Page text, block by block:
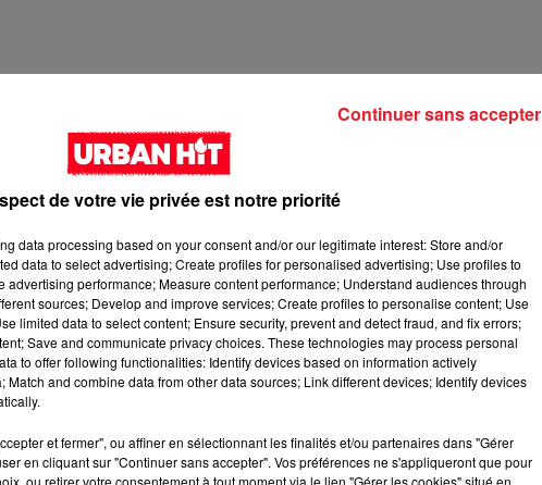
4 sec
de votre vie privée est notre priorité
data processing based on your consent and/or our legitimate interest: Store and/or
data to select advertising; Create profiles for personalised advertising; Use profiles to
performance; Measure content performance; Understand audiences through
sources; Develop and improve services; Create profiles to personalise content; Use
limited data to select content; Ensure security, prevent and detect fraud, and fix errors;
Save and communicate privacy choices. These technologies may process personal
to offer following functionalities: Identify devices based on information actively
and combine data from other data sources; Link different devices; Identify devices
et fermer", ou affiner en sélectionnant les finalités et/ou partenaires dans "Gérer
en cliquant sur "Continuer sans accepter". Vos préférences ne s'appliqueront que pour
ou retirer votre consentement à tout moment via le lien "Gérer les cookies" situé en
Continuer sans accepter